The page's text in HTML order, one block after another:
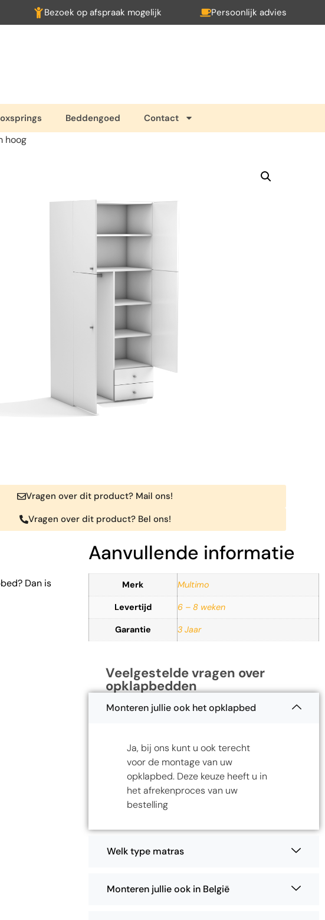
Bezoek op afspraak mogelijk Persoonlijk advies
Beddengoed Contact
hoog
Vragen over dit product? Mail ons!
Vragen over dit product? Bel ons!
Dan is
Aanvullende informatie
Merk Multimo
Levertijd 6 – 8 weken
Garantie 3 Jaar
Veelgestelde vragen over
opklapbedden
Monteren jullie ook het opklapbed
Ja, bij ons kunt u ook terecht
voor de montage van uw
opklapbed. Deze keuze heeft u in
het afrekenproces van uw
bestelling
Welk type matras
Monteren jullie ook in België